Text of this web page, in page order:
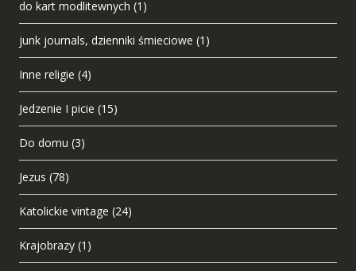
do kart modlitewnych (1)
junk journals, dzienniki śmieciowe (1)
Inne religie (4)
Jedzenie I picie (15)
Do domu (3)
Jezus (78)
Katolickie vintage (24)
Krajobrazy (1)